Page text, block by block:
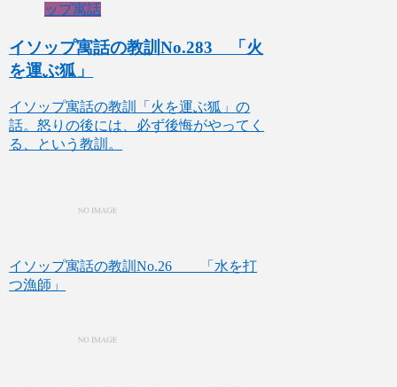
ップ寓話
イソップ寓話の教訓No.283 「火
を運ぶ狐」
イソップ寓話の教訓「火を運ぶ狐」の
話。怒りの後には、必ず後悔がやってく
る、という教訓。
イソップ寓話の教訓No.26 「水を打
つ漁師」